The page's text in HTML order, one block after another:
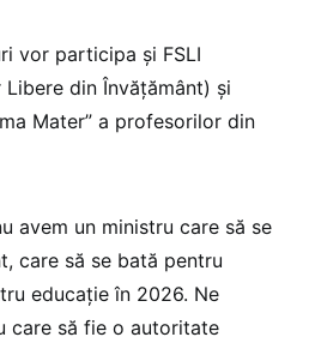
vor participa și FSLI
din Învățământ) și
Mater” a profesorilor din
avem un ministru care să se
care să se bată pentru
educație în 2026. Ne
care să fie o autoritate